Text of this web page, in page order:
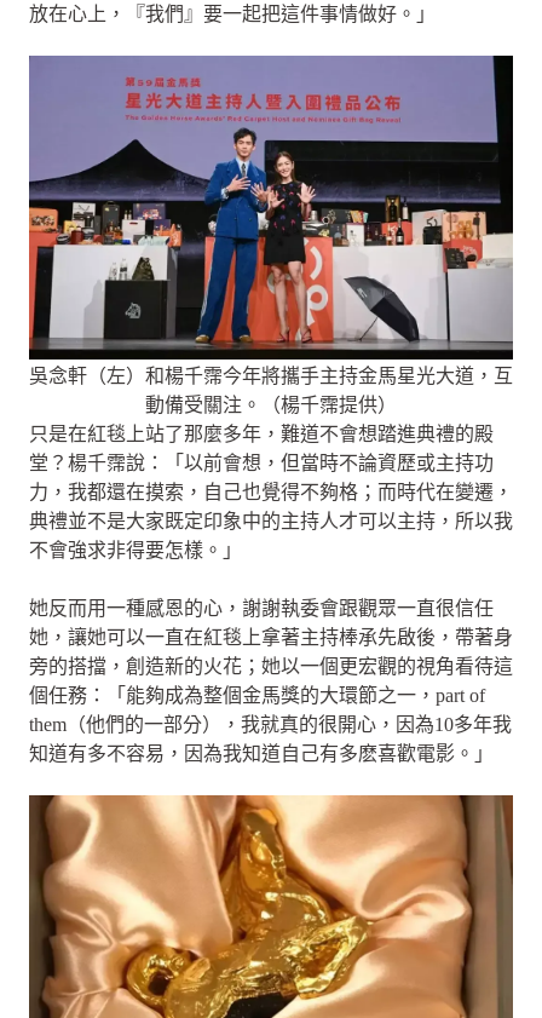
放在心上，『我們』要一起把這件事情做好。」
吳念軒（左）和楊千霈今年將攜手主持金馬星光大道，互
動備受關注。（楊千霈提供）
只是在紅毯上站了那麼多年，難道不會想踏進典禮的殿
堂？楊千霈說：「以前會想，但當時不論資歷或主持功
力，我都還在摸索，自己也覺得不夠格；而時代在變遷，
典禮並不是大家既定印象中的主持人才可以主持，所以我
不會強求非得要怎樣。」
她反而用一種感恩的心，謝謝執委會跟觀眾一直很信任
她，讓她可以一直在紅毯上拿著主持棒承先啟後，帶著身
旁的搭擋，創造新的火花；她以一個更宏觀的視角看待這
個任務：「能夠成為整個金馬獎的大環節之一，part of
them（他們的一部分），我就真的很開心，因為10多年我
知道有多不容易，因為我知道自己有多麽喜歡電影。」